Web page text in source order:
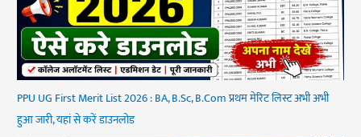
PPU UG First Merit List 2026 : BA, B.Sc, B.Com प्रथम मेरिट लिस्ट अभी अभी
हुआ जारी, यहां से करें डाउनलोड